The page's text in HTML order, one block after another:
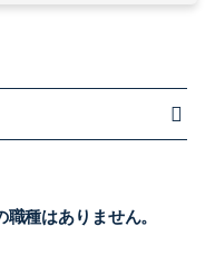
種はありません。